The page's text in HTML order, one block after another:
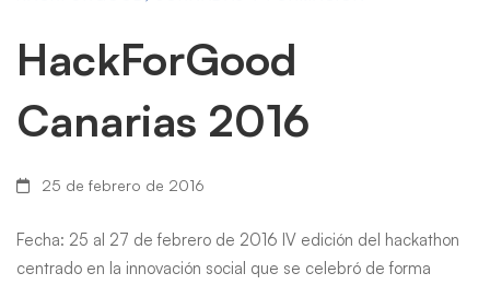
HackForGood
Canarias 2016
25 de febrero de 2016
Fecha: 25 al 27 de febrero de 2016 IV edición del hackathon
centrado en la innovación social que se celebró de forma